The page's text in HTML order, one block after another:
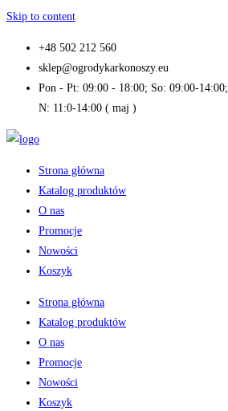
Skip to content
+48 502 212 560
sklep@ogrodykarkonoszy.eu
Pon - Pt: 09:00 - 18:00; So: 09:00-14:00;
N: 11:0-14:00 ( maj )
Strona główna
Katalog produktów
O nas
Promocje
Nowości
Koszyk
Strona główna
Katalog produktów
O nas
Promocje
Nowości
Koszyk